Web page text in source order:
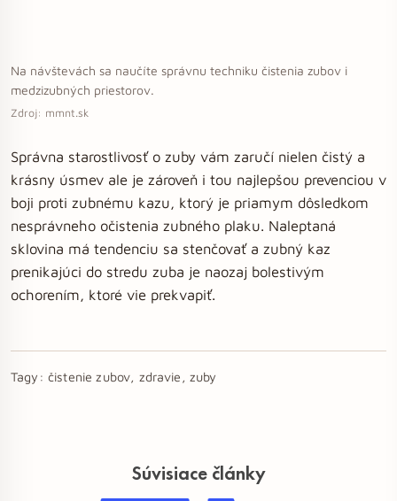
Na návštevách sa naučíte správnu techniku čistenia zubov i
medzizubných priestorov.
Zdroj: mmnt.sk
Správna starostlivosť o zuby vám zaručí nielen čistý a
krásny úsmev ale je zároveň i tou najlepšou prevenciou v
boji proti zubnému kazu, ktorý je priamym dôsledkom
nesprávneho očistenia zubného plaku. Naleptaná
sklovina má tendenciu sa stenčovať a zubný kaz
prenikajúci do stredu zuba je naozaj bolestivým
ochorením, ktoré vie prekvapiť.
Tagy: čistenie zubov, zdravie, zuby
Súvisiace články